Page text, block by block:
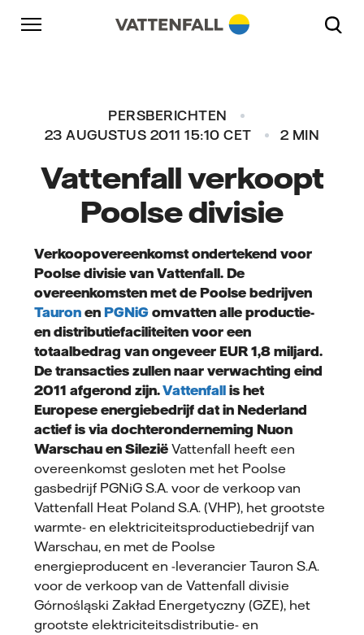
Naar content
Naar hoofdnavigatie
Ga naar footer
PERSBERICHTEN
23 AUGUSTUS 2011 15:10 CET
2 MIN
Vattenfall verkoopt
Poolse divisie
Verkoopovereenkomst ondertekend voor
Poolse divisie van Vattenfall. De
overeenkomsten met de Poolse bedrijven
Tauron en PGNiG omvatten alle productie-
en distributiefaciliteiten voor een
totaalbedrag van ongeveer EUR 1,8 miljard.
De transacties zullen naar verwachting eind
2011 afgerond zijn.Vattenfall is het
Europese energiebedrijf dat in Nederland
actief is via dochteronderneming Nuon
Warschau en Silezië Vattenfall heeft een
overeenkomst gesloten met het Poolse
gasbedrijf PGNiG S.A. voor de verkoop van
Vattenfall Heat Poland S.A. (VHP), het grootste
warmte- en elektriciteitsproductiebedrijf van
Warschau, en met de Poolse
energieproducent en -leverancier Tauron S.A.
voor de verkoop van de Vattenfall divisie
Górnośląski Zakład Energetyczny (GZE), het
grootste elektriciteitsdistributie- en
Naar hoofdnavigatie